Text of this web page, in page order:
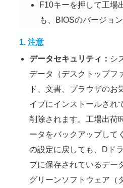
F10キーを押して工場
も、BIOSのバージョ
1. 注意
データセキュリティ： シ
データ（デスクトップフ
ド、文書、ブラウザのお
イブにインストールされ
削除されます。工場出荷
ータをバックアップして
の設定に戻しても、Dド
ブに保存されているデー
グリーンソフトウェア（